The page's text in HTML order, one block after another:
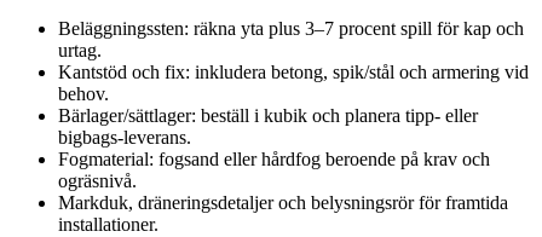
Beläggningssten: räkna yta plus 3–7 procent spill för kap och
urtag.
Kantstöd och fix: inkludera betong, spik/stål och armering vid
behov.
Bärlager/sättlager: beställ i kubik och planera tipp- eller
bigbags-leverans.
Fogmaterial: fogsand eller hårdfog beroende på krav och
ogräsnivå.
Markduk, dräneringsdetaljer och belysningsrör för framtida
installationer.